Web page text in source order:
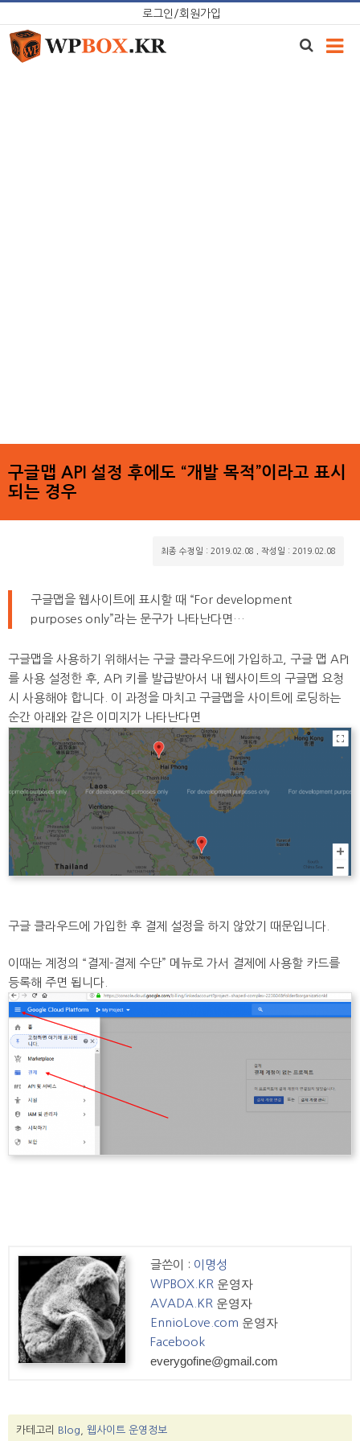
to
content
로그인/회원가입
구글맵 API 설정 후에도 “개발 목적”이라고 표시
되는 경우
최종 수정일 : 2019.02.08 , 작성일 : 2019.02.08
구글맵을 웹사이트에 표시할 때 “For development
purposes only”라는 문구가 나타난다면…
구글맵을 사용하기 위해서는 구글 클라우드에 가입하고, 구글 맵 API
를 사용 설정한 후, API 키를 발급받아서 내 웹사이트의 구글맵 요청
시 사용해야 합니다. 이 과정을 마치고 구글맵을 사이트에 로딩하는
순간 아래와 같은 이미지가 나타난다면
구글 클라우드에 가입한 후 결제 설정을 하지 않았기 때문입니다.
이때는 계정의 “결제-결제 수단” 메뉴로 가서 결제에 사용할 카드를
등록해 주면 됩니다.
글쓴이 : 이명성
WPBOX.KR 운영자
AVADA.KR 운영자
EnnioLove.com 운영자
Facebook
everygofine@gmail.com
카테고리 Blog 웹사이트 운영정보